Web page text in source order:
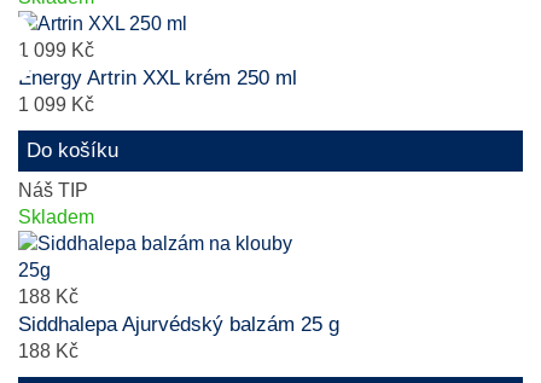
1 099 Kč
Energy Artrin XXL krém 250 ml
1 099 Kč
Do košíku
Náš TIP
Skladem
188 Kč
Siddhalepa Ajurvédský balzám 25 g
188 Kč